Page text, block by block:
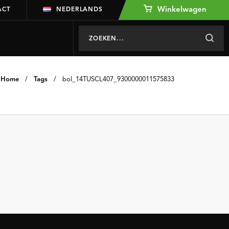
NEDERLANDS Winkelwagen
Home / Tags / bol_14TUSCL407_9300000011575833